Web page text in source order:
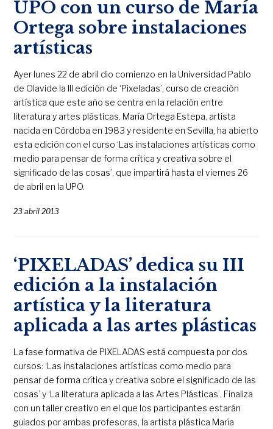
UPO con un curso de María
Ortega sobre instalaciones
artísticas
Ayer lunes 22 de abril dio comienzo en la Universidad Pablo
de Olavide la III edición de ‘Pixeladas’, curso de creación
artística que este año se centra en la relación entre
literatura y artes plásticas. María Ortega Estepa, artista
nacida en Córdoba en 1983 y residente en Sevilla, ha abierto
esta edición con el curso ‘Las instalaciones artísticas como
medio para pensar de forma crítica y creativa sobre el
significado de las cosas’, que impartirá hasta el viernes 26
de abril en la UPO.
23 abril 2013
‘PIXELADAS’ dedica su III
edición a la instalación
artística y la literatura
aplicada a las artes plásticas
La fase formativa de PIXELADAS está compuesta por dos
cursos: ‘Las instalaciones artísticas como medio para
pensar de forma crítica y creativa sobre el significado de las
cosas’ y ‘La literatura aplicada a las Artes Plásticas’. Finaliza
con un taller creativo en el que los participantes estarán
guiados por ambas profesoras, la artista plástica María